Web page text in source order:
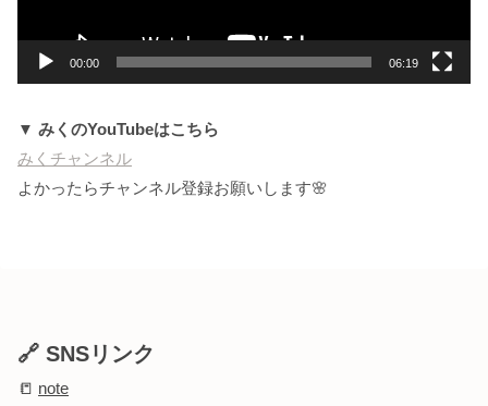
00:00 06:19
▼ みくのYouTubeはこちら
みくチャンネル
よかったらチャンネル登録お願いします🌸
🔗 SNSリンク
📒 note